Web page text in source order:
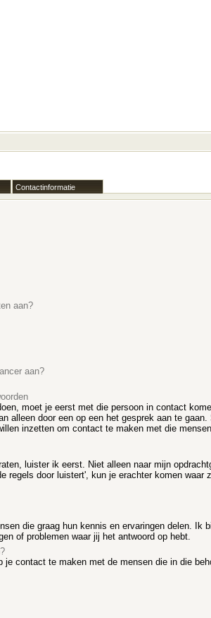
Contactinformatie
aan?
aan?
moet je eerst met die persoon in contact
alleen door een op een het gesprek aan te
inzetten om contact te maken met die
luister ik eerst. Niet alleen naar mijn
regels door luistert', kun je erachter komen
die graag hun kennis en ervaringen delen.
of problemen waar jij het antwoord op hebt.
je contact te maken met de mensen die in die